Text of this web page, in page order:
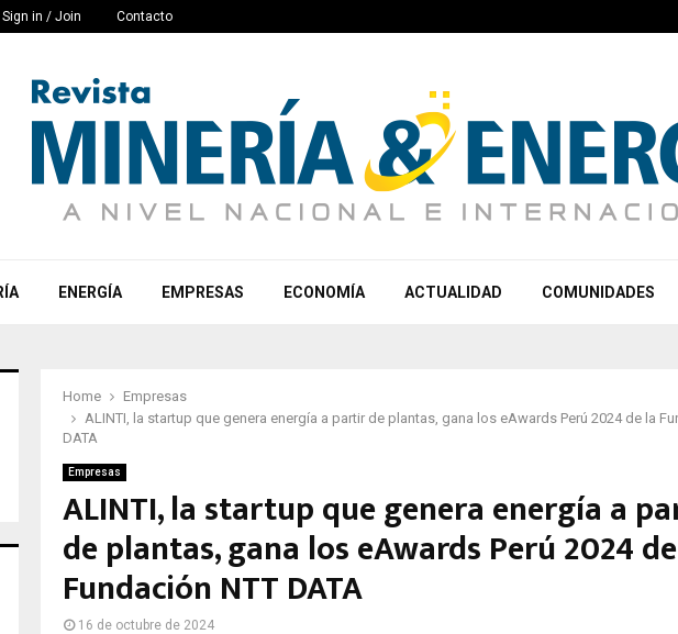
Sign in / Join Contacto
ENERGÍA EMPRESAS ECONOMÍA ACTUALIDAD COMUNIDADES
Home
Empresas
ALINTI, la startup que genera energía a partir de plantas, gana los eAwards Perú 2024 de la
DATA
Empresas
ALINTI, la startup que genera energía a
de plantas, gana los eAwards Perú 2024
Fundación NTT DATA
16 de octubre de 2024